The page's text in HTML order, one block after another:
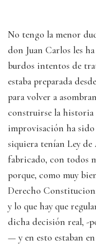
No tengo la menor
don Juan Carlos les
burdos intentos de
estaba preparada
para volver a
construirse la historia
improvisación ha
siquiera tenían Ley
fabricado, con todos
porque, como muy
Derecho
y lo que hay que
dicha decisión real, -
— y en esto estaban